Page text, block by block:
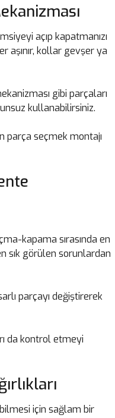
açıp kapatmanızı
aşınır, kollar gevşer ya
gibi parçaları
kullanabilirsiniz.
parça seçmek montajı
kapama sırasında en
sık görülen sorunlardan
parçayı değiştirerek
da kontrol etmeyi
için sağlam bir